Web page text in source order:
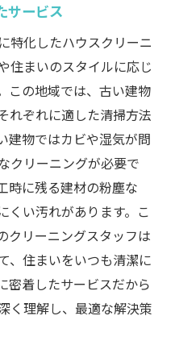
指して
方法
の提案
市南区浦安本町の生
ポイント
る変化
の重要性
は
ポート
リーニング
ウスクリーニングで実
サービス
特化したハウスクリーニ
住まいのスタイルに応じ
この地域では、古い建物
れぞれに適した清掃方法
建物ではカビや湿気が問
クリーニングが必要で
時に残る建材の粉塵な
くい汚れがあります。こ
クリーニングスタッフは
、住まいをいつも清潔に
密着したサービスだから
く理解し、最適な解決策